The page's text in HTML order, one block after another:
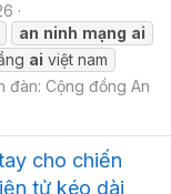
an ninh mạng ai
ai việt nam
đàn: Cộng đồng An
cho chiến
tử kéo dài